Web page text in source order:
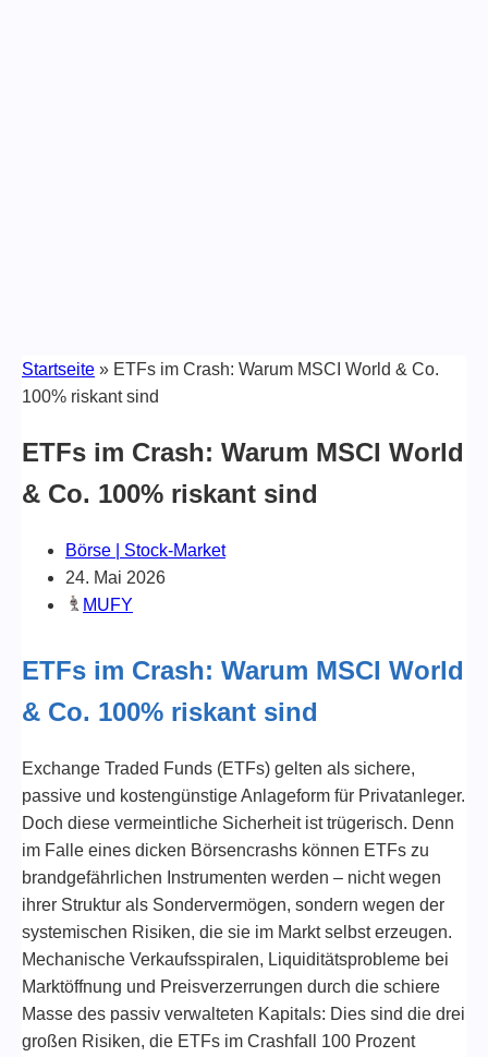
Startseite » ETFs im Crash: Warum MSCI World & Co.
100% riskant sind
ETFs im Crash: Warum MSCI World
& Co. 100% riskant sind
Börse | Stock-Market
24. Mai 2026
MUFY
ETFs im Crash: Warum MSCI World
& Co. 100% riskant sind
Exchange Traded Funds (ETFs) gelten als sichere,
passive und kostengünstige Anlageform für Privatanleger.
Doch diese vermeintliche Sicherheit ist trügerisch. Denn
im Falle eines dicken Börsencrashs können ETFs zu
brandgefährlichen Instrumenten werden – nicht wegen
ihrer Struktur als Sondervermögen, sondern wegen der
systemischen Risiken, die sie im Markt selbst erzeugen.
Mechanische Verkaufsspiralen, Liquiditätsprobleme bei
Marktöffnung und Preisverzerrungen durch die schiere
Masse des passiv verwalteten Kapitals: Dies sind die drei
großen Risiken, die ETFs im Crashfall 100 Prozent